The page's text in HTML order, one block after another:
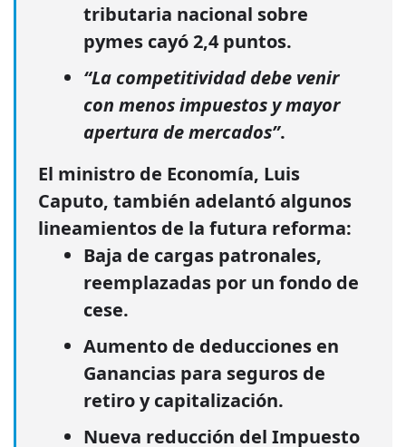
tributaria nacional sobre
pymes cayó2,4 puntos.
“La competitividad debe venir
con menos impuestos y mayor
apertura de mercados”.
El ministro de Economía, Luis
Caputo, también adelantó algunos
lineamientos de la futura reforma:
Baja de cargas patronales,
reemplazadas por un fondo de
cese.
Aumento de deducciones en
Ganancias para seguros de
retiro y capitalización.
Nueva reducción del Impuesto